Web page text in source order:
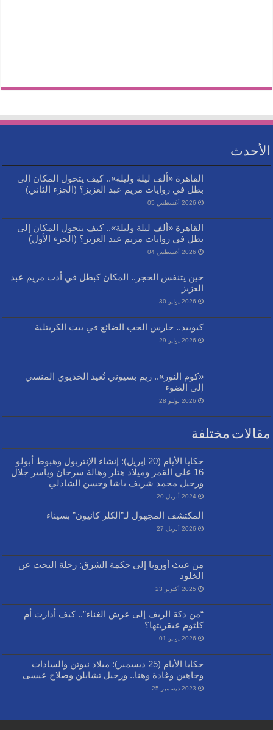
الأحدث
القاهرة «ألف ليلة وليلة».. كيف يتحول المكان إلى
بطل في روايات مريم عبد العزيز؟ (الجزء الثاني)
2026 أغسطس 05
القاهرة «ألف ليلة وليلة».. كيف يتحول المكان إلى
بطل في روايات مريم عبد العزيز؟ (الجزء الأول)
2026 أغسطس 04
حين يتنفس الحجر.. المكان كبطل في أدب مريم عبد
العزيز
2026 يوليو 30
كيوبيد.. حارس الحب الضائع في بيت الكريتلية
2026 يوليو 29
«كوم النور».. ريم بسيوني تُعيد الخديوي المنسي
إلى الضوء
2026 يوليو 28
مقالات مختلفة
حكايا الأيام (20 إبريل): إنشاء الإنتربول وهبوط أبولو
16 على القمر وميلاد هتلر وهالة سرحان وياسر جلال
ورحيل محمد شريف باشا وحسن الشاذلي
2024 أبريل 20
المكتشف المجهول لـ”الكلر كانيون” بسيناء
2026 أبريل 27
من عبث أوروبا إلى حكمة الشرق: رحلة البحث عن
الخلود
2025 أكتوبر 23
“من دكة الريف إلى عرش الغناء”.. كيف أدارت أم
كلثوم عبقريتها؟
2026 يونيو 01
حكايا الأيام (25 ديسمبر): ميلاد نيوتن والسادات
وجاهين وغادة وهنا.. ورحيل تشابلن وصلاح عيسى
2023 ديسمبر 25